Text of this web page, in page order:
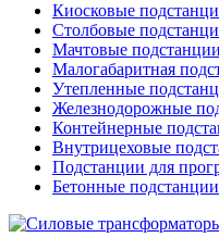
Киосковые
Столбовые
Мачтовые
Малогабаритная
Утепленные
Железнодорожные
Контейнерные
Внутрицеховые
Подстанции для
Бетонные